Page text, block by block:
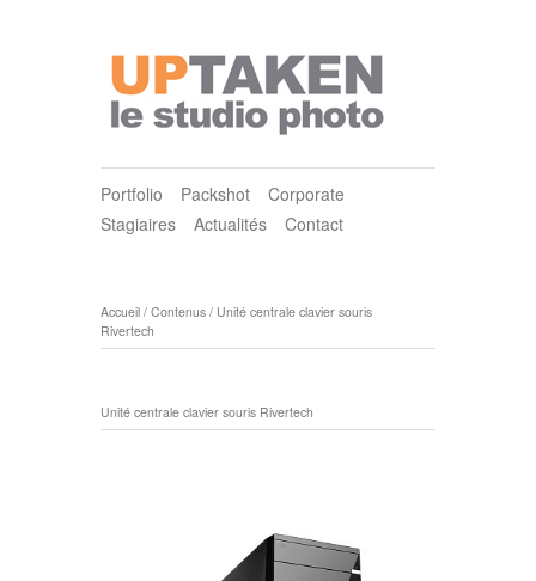
Portfolio Packshot
Corporate
Stagiaires
Actualités Contact
Accueil / Contenus / Unité centrale clavier souris
Rivertech
Unité centrale clavier souris Rivertech